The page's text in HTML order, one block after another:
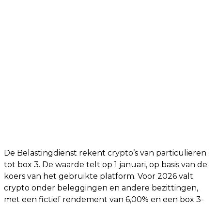
De Belastingdienst rekent crypto’s van particulieren
tot box 3. De waarde telt op 1 januari, op basis van de
koers van het gebruikte platform. Voor 2026 valt
crypto onder beleggingen en andere bezittingen,
met een fictief rendement van 6,00% en een box 3-